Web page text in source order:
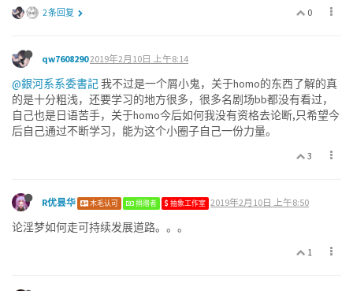
0
2 条回复
qw76082902019年2月10日 上午8:14
@銀河系系委書記我不过是一个屑小鬼，关于homo的东西了解的真
的是十分粗浅，还要学习的地方很多，很多名剧场bb都没有看过，
自己也是日语苦手，关于homo今后如何我没有资格去论断,只希望今
后自己通过不断学习，能为这个小圈子自己一份力量。
3
R优昙华 木毛认可 捐赠者 抽象工作室 2019年2月10日 上午8:50
论淫梦如何走可持续发展道路。。。
1